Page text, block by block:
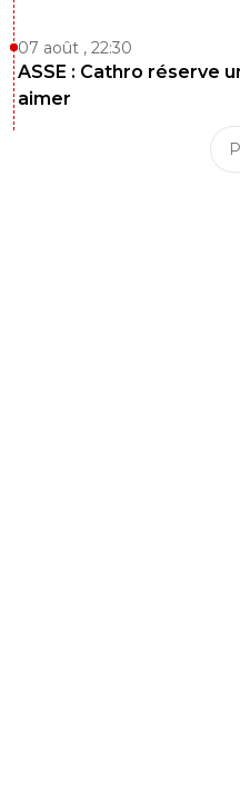
07 août , 22:30
ASSE : Cathro réserve
aimer